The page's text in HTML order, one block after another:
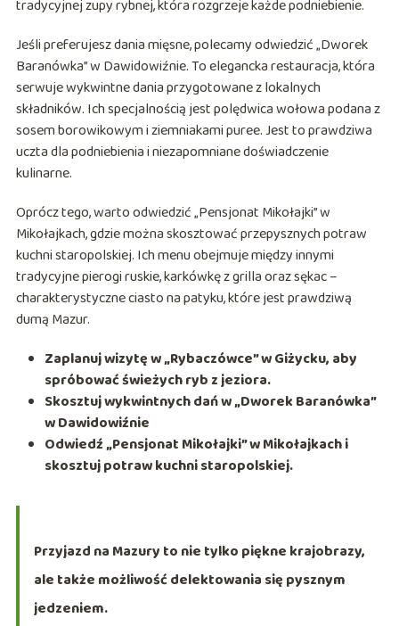
tradycyjnej zupy rybnej, która rozgrzeje każde podniebienie.
Jeśli preferujesz dania mięsne, polecamy odwiedzić „Dworek
Baranówka” w Dawidowiźnie. To elegancka restauracja, która
serwuje wykwintne dania przygotowane z lokalnych
składników. Ich specjalnością jest polędwica wołowa podana z
sosem borowikowym i ziemniakami puree. Jest to prawdziwa
uczta dla podniebienia i niezapomniane doświadczenie
kulinarne.
Oprócz tego, warto odwiedzić „Pensjonat Mikołajki” w
Mikołajkach, gdzie można skosztować przepysznych potraw
kuchni staropolskiej. Ich menu obejmuje między innymi
tradycyjne pierogi ruskie, karkówkę z grilla oraz sękac –
charakterystyczne ciasto na patyku, które jest prawdziwą
dumą Mazur.
Zaplanuj wizytę w „Rybaczówce” w Giżycku, aby
spróbować świeżych ryb z jeziora.
Skosztuj wykwintnych dań w „Dworek Baranówka”
w Dawidowiźnie
Odwiedź „Pensjonat Mikołajki” w Mikołajkach i
skosztuj potraw kuchni staropolskiej.
Przyjazd na Mazury to nie tylko piękne krajobrazy,
ale także możliwość delektowania się pysznym
jedzeniem.